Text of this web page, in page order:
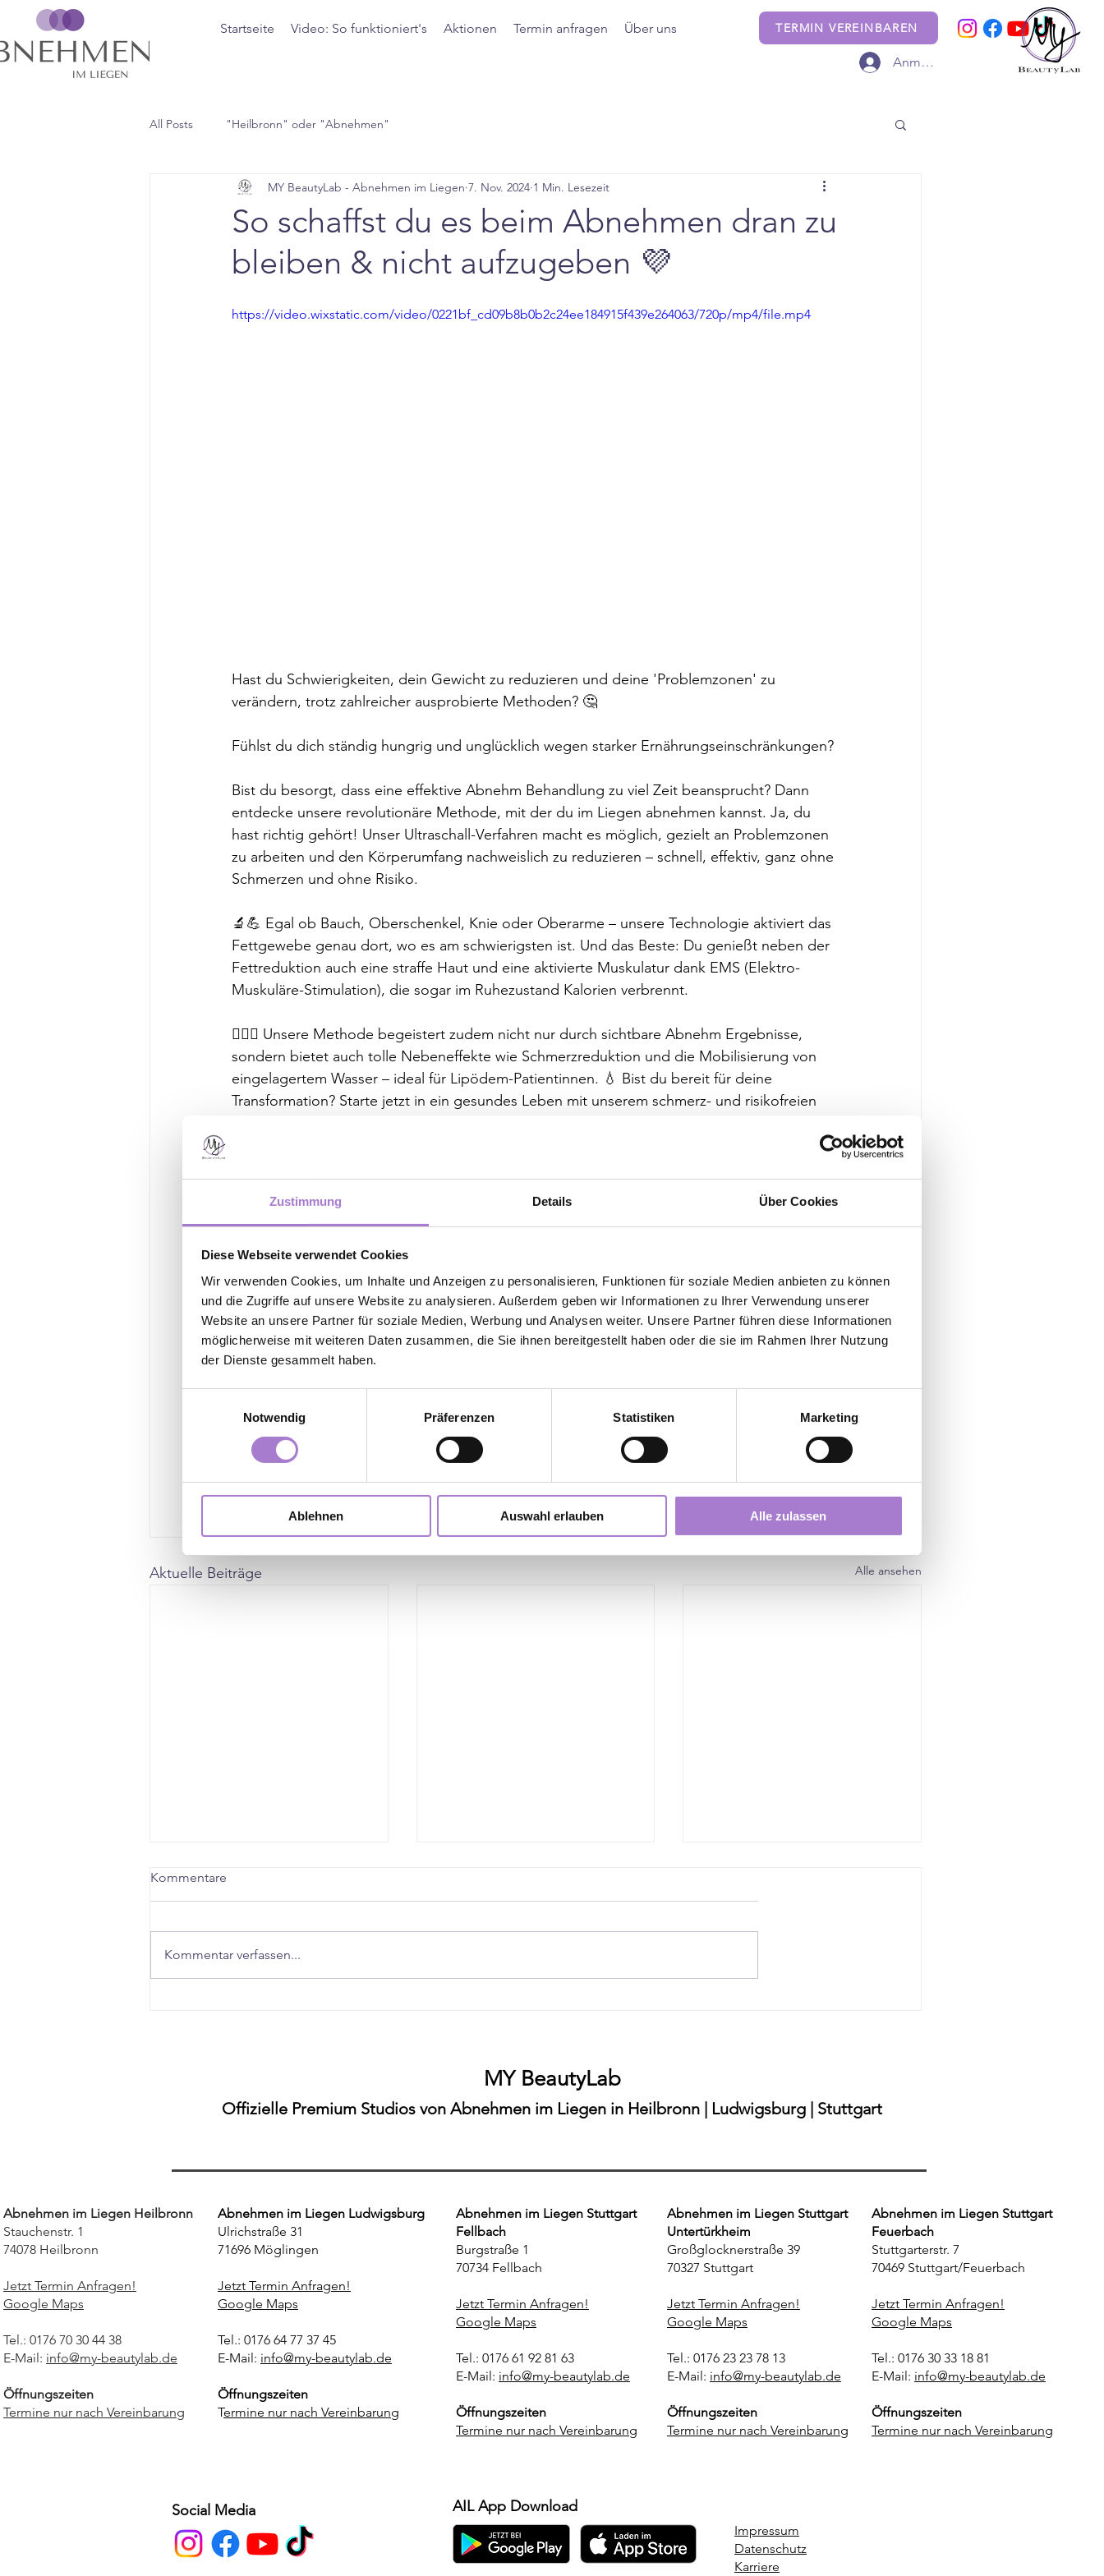
Zustimmung Details Über Cookies
Diese Webseite verwendet Cookies
Wir verwenden Cookies, um Inhalte und Anzeigen zu personalisieren, Funktionen für soziale Medien anbieten zu können
und die Zugriffe auf unsere Website zu analysieren. Außerdem geben wir Informationen zu Ihrer Verwendung unserer
Website an unsere Partner für soziale Medien, Werbung und Analysen weiter. Unsere Partner führen diese Informationen
möglicherweise mit weiteren Daten zusammen, die Sie ihnen bereitgestellt haben oder die sie im Rahmen Ihrer Nutzung
der Dienste gesammelt haben.
Notwendig
Präferenzen Statistiken Marketing
Ablehnen Auswahl erlauben Alle zulassen
Startseite Video: So funktioniert's Aktionen Termin anfragen Über uns TERMIN VEREINBAREN
Anmelden
All Posts "Heilbronn" oder "Abnehmen"
So schaffst du es beim Abnehmen dran zu
bleiben & nicht aufzugeben 💜
MY BeautyLab - Abnehmen im Liegen 7. Nov. 2024 1 Min. Lesezeit
https://video.wixstatic.com/video/0221bf_cd09b8b0b2c24ee184915f439e264063/720p/mp4/file.mp4
Hast du Schwierigkeiten, dein Gewicht zu reduzieren und deine 'Problemzonen' zu
verändern, trotz zahlreicher ausprobierte Methoden? 🤔
Fühlst du dich ständig hungrig und unglücklich wegen starker Ernährungseinschränkungen?
Bist du besorgt, dass eine effektive Abnehm Behandlung zu viel Zeit beansprucht? Dann
entdecke unsere revolutionäre Methode, mit der du im Liegen abnehmen kannst. Ja, du
hast richtig gehört! Unser Ultraschall-Verfahren macht es möglich, gezielt an Problemzonen
zu arbeiten und den Körperumfang nachweislich zu reduzieren – schnell, effektiv, ganz ohne
Schmerzen und ohne Risiko.
🔬💪 Egal ob Bauch, Oberschenkel, Knie oder Oberarme – unsere Technologie aktiviert das
Fettgewebe genau dort, wo es am schwierigsten ist. Und das Beste: Du genießt neben der
Fettreduktion auch eine straffe Haut und eine aktivierte Muskulatur dank EMS (Elektro-
Muskuläre-Stimulation), die sogar im Ruhezustand Kalorien verbrennt.
🏋️‍♀️🔥 Unsere Methode begeistert zudem nicht nur durch sichtbare Abnehm Ergebnisse,
sondern bietet auch tolle Nebeneffekte wie Schmerzreduktion und die Mobilisierung von
eingelagertem Wasser – ideal für Lipödem-Patientinnen. 💧 Bist du bereit für deine
Transformation? Starte jetzt in ein gesundes Leben mit unserem schmerz- und risikofreien
zurück-Garantie, falls du nicht die gewünschten Ergebnisse erzielst.
✨ Melde dich noch heute an und profitiere von unseren speziellen Kennenlern-Rabatten!
Aktuelle Beiträge Alle ansehen
Kommentare
Kommentar verfassen...
MY BeautyLab
Offizielle Premium Studios von Abnehmen im Liegen in Heilbronn | Ludwigsburg | Stuttgart
Abnehmen im Liegen Heilbronn
Stauchenstr. 1
74078 Heilbronn
Jetzt Termin Anfragen!
Google Maps
Tel.: 0176 70 30 44 38
E-Mail: info@my-beautylab.de
Öffnungszeiten
Termine nur nach Vereinbarung
Abnehmen im Liegen Ludwigsburg
Ulrichstraße 31
71696 Möglingen
Jetzt Termin Anfragen!
Google Maps
Tel.: 0176 64 77 37 45
E-Mail: info@my-beautylab.de
Öffnungszeiten
Termine nur nach Vereinbarung
Abnehmen im Liegen Stuttgart
Fellbach
Burgstraße 1
70734 Fellbach
Jetzt Termin Anfragen!
Google Maps
Tel.: 0176 61 92 81 63
E-Mail: info@my-beautylab.de
Öffnungszeiten
Termine nur nach Vereinbarung
Abnehmen im Liegen Stuttgart
Untertürkheim
Großglocknerstraße 39
70327 Stuttgart
Jetzt Termin Anfragen!
Google Maps
Tel.: 0176 23 23 78 13
E-Mail: info@my-beautylab.de
Öffnungszeiten
Termine nur nach Vereinbarung
Abnehmen im Liegen Stuttgart
Feuerbach
Stuttgarterstr. 7
70469 Stuttgart/Feuerbach
Jetzt Termin Anfragen!
Google Maps
Tel.: 0176 30 33 18 81
E-Mail: info@my-beautylab.de
Öffnungszeiten
Termine nur nach Vereinbarung
Social Media AIL App Download
Impressum
Datenschutz
Karriere